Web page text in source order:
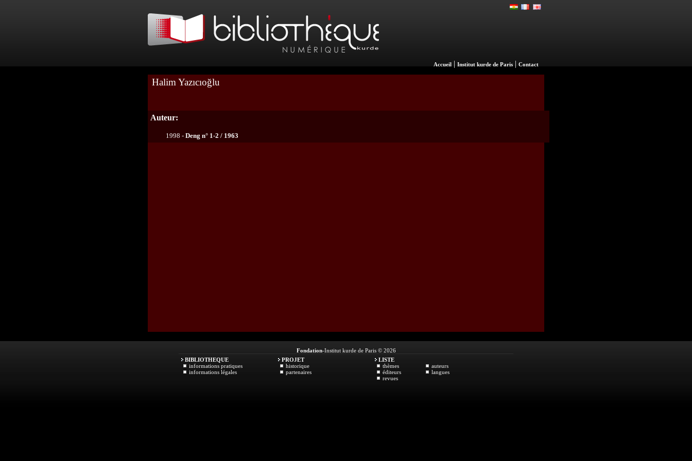
Accueil | Institut kurde de Paris | Contact
Halim Yazıcıoğlu
Auteur:
1998 - Deng n° 1-2 / 1963
Fondation-Institut kurde de Paris © 2026
BIBLIOTHEQUE
informations pratiques
informations légales
PROJET
historique
partenaires
LISTE
thèmes
auteurs
éditeurs
langues
revues